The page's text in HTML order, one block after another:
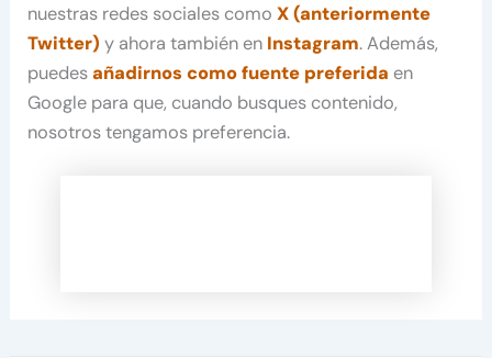
nuestras redes sociales comoX (anteriormente
Twitter) y ahora también en Instagram. Además,
puedesañadirnos como fuente preferida en
Google para que, cuando busques contenido,
nosotros tengamos preferencia.